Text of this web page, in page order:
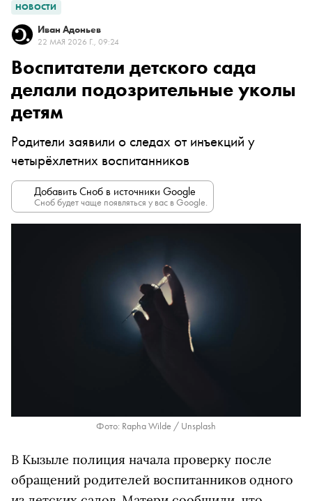
НОВОСТИ
Иван Адоньев
22 МАЯ 2026 Г., 09:24
Воспитатели детского сада
делали подозрительные уколы
детям
Родители заявили о следах от инъекций у
четырёхлетних воспитанников
Добавить Сноб в источники Google
Сноб будет чаще появляться у вас в Google.
Фото: Rapha Wilde / Unsplash
В Кызыле полиция начала проверку после
обращений родителей воспитанников одного